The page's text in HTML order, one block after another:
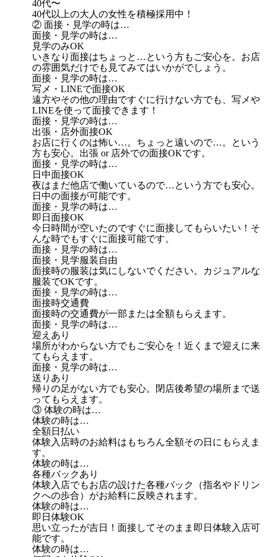
40代〜
40代以上の大人の女性を積極採用中！
② 面接・見学の時は…
面接・見学の時は…
見学のみOK
いきなり面接はちょっと…という方もご安心を。お店
の雰囲気だけでも見てみてはいかがでしょう。
面接・見学の時は…
写メ・LINEで面接OK
遠方やその他の理由ですぐに行けない方でも、写メや
LINEを使って面接できます！
面接・見学の時は…
出張・店外面接OK
お店に行くのは怖い…。ちょっと遠いので…。という
方も安心。出張 or 店外での面接OKです。
面接・見学の時は…
日中面接OK
夜はまだ他店で働いているので…という方でも安心。
日中の面接が可能です。
面接・見学の時は…
即日面接OK
今日時間が空いたのですぐに面接してもらいたい！そ
んな時でもすぐに面接可能です。
面接・見学の時は…
面接・見学服装自由
面接時の服装は気にしないでください。カジュアルな
服装でOKです。
面接・見学の時は…
面接時交通費
面接時の交通費が一部または全額もらえます。
面接・見学の時は…
迎えあり
場所がわからない方でもご安心を！近くまで迎えに来
てもらえます。
面接・見学の時は…
送りあり
帰りの足がない方でも安心。閉店後希望の場所まで送
ってもらえます。
③ 体験の時は…
体験の時は…
全額日払い
体験入店時のお給料はもちろん全額その日にもらえま
す。
体験の時は…
各種バックあり
体験入店でもお店の設けた各種バック（指名やドリン
クへの歩合）がお給料に反映されます。
体験の時は…
即日体験OK
思い立ったが吉日！面接してそのまま即日体験入店可
能です。
体験の時は…